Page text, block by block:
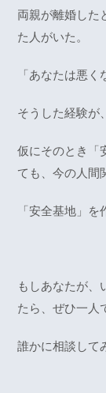
両親が離婚した
た人がいた。
「あなたは悪
そうした経験が
仮にそのとき「
ても、今の人間
「安全基地」を
もしあなたが、
たら、ぜひ一人
誰かに相談して